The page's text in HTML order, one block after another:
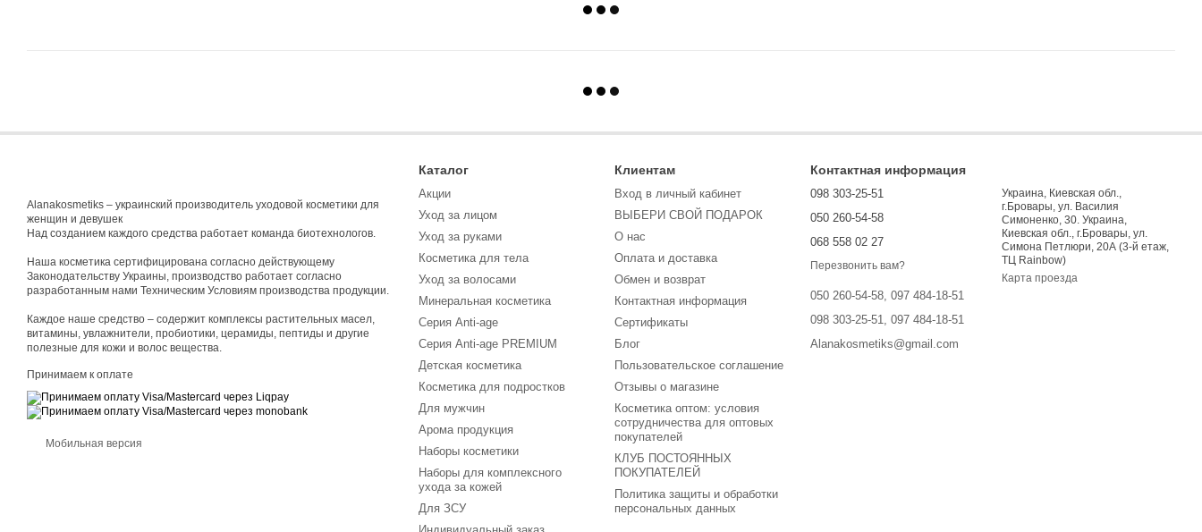
Alanakosmetiks – украинский производитель уходовой косметики для
женщин и девушек
Над созданием каждого средства работает команда биотехнологов.
Наша косметика сертифицирована согласно действующему
Законодательству Украины, производство работает согласно
разработанным нами Техническим Условиям производства продукции.
Каждое наше средство – содержит комплексы растительных масел,
витамины, увлажнители, пробиотики, церамиды, пептиды и другие
полезные для кожи и волос вещества.
Принимаем к оплате
Мобильная версия
Каталог
Акции
Уход за лицом
Уход за руками
Косметика для тела
Уход за волосами
Минеральная косметика
Серия Anti-age
Cерия Anti-age PREMIUM
Детская косметика
Косметика для подростков
Для мужчин
Арома продукция
Наборы косметики
Наборы для комплексного
ухода за кожей
Для ЗСУ
Клиентам
Вход в личный кабинет
ВЫБЕРИ СВОЙ ПОДАРОК
О нас
Оплата и доставка
Обмен и возврат
Контактная информация
Сертификаты
Блог
Пользовательское соглашение
Отзывы о магазине
Косметика оптом: условия
сотрудничества для оптовых
покупателей
КЛУБ ПОСТОЯННЫХ
ПОКУПАТЕЛЕЙ
Политика защиты и обработки
персональных данных
Контактная информация
098 303-25-51
050 260-54-58
068 558 02 27
Перезвонить вам?
050 260-54-58, 097 484-18-51
098 303-25-51, 097 484-18-51
Alanakosmetiks@gmail.com
Украина, Киевская обл.,
г.Бровары, ул. Василия
Симоненко, 30. Украина,
Киевская обл., г.Бровары, ул.
Симона Петлюри, 20А (3-й етаж,
ТЦ Rainbow)
Карта проезда